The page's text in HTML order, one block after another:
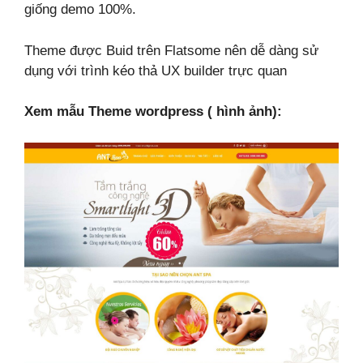
giống demo 100%.
Theme được Buid trên Flatsome nên dễ dàng sử
dụng với trình kéo thả UX builder trực quan
Xem mẫu Theme wordpress ( hình ảnh):